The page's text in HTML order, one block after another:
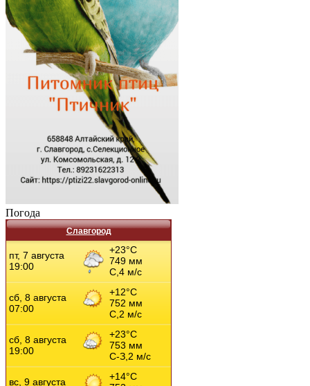
Погода
Славгород